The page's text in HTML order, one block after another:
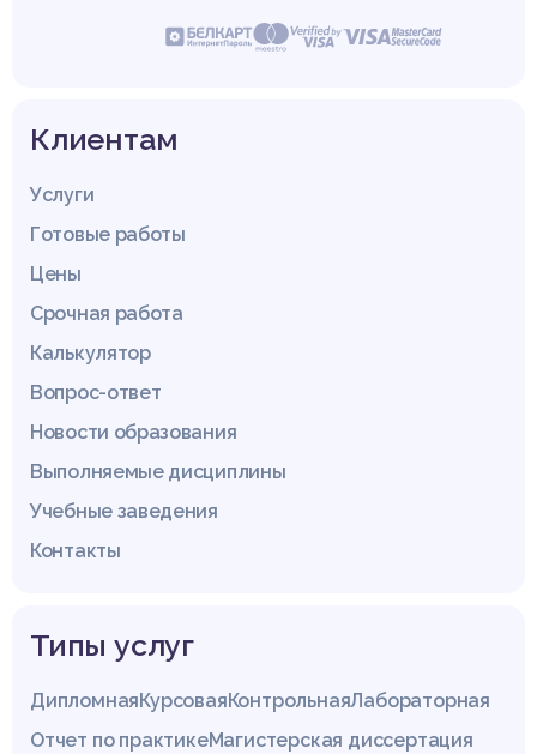
Клиентам
Услуги
Готовые работы
Цены
Срочная работа
Калькулятор
Вопрос-ответ
Новости образования
Выполняемые дисциплины
Учебные заведения
Контакты
Типы услуг
ДипломнаяКурсоваяКонтрольнаяЛабораторная
Отчет по практикеМагистерская диссертация